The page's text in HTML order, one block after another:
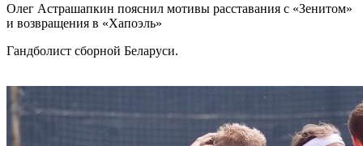
Олег Астрашапкин пояснил мотивы расставания с «Зенитом»
и возвращения в «Хапоэль»
Гандболист сборной Беларуси.